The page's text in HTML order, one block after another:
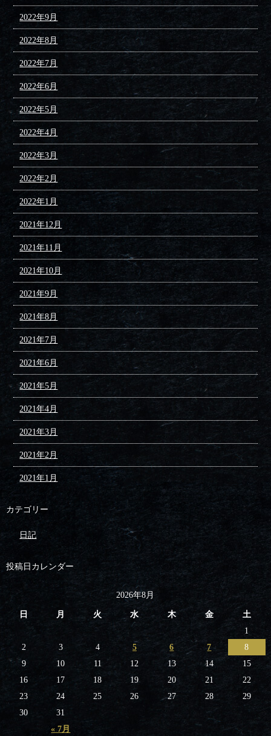
2022年9月
2022年8月
2022年7月
2022年6月
2022年5月
2022年4月
2022年3月
2022年2月
2022年1月
2021年12月
2021年11月
2021年10月
2021年9月
2021年8月
2021年7月
2021年6月
2021年5月
2021年4月
2021年3月
2021年2月
2021年1月
カテゴリー
日記
投稿日カレンダー
2026年8月
日 月 火 水 木 金 土
« 7月
1
2
3 4 5 6 7
8
9
10 11 12 13 14
15
16
17 18 19 20 21
22
23
24 25 26 27 28
29
30
31